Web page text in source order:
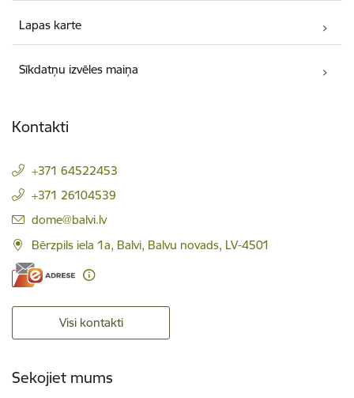
Lapas karte
Sīkdatņu izvēles maiņa
Kontakti
+371 64522453
+371 26104539
E-pasts:
dome@balvi.lv
Bērzpils iela 1a, Balvi, Balvu novads, LV-4501
Visi kontakti
Sekojiet mums